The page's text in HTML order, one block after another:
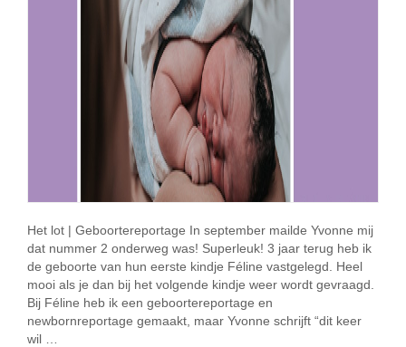
Het lot | Geboortereportage In september mailde Yvonne mij
dat nummer 2 onderweg was! Superleuk! 3 jaar terug heb ik
de geboorte van hun eerste kindje Féline vastgelegd. Heel
mooi als je dan bij het volgende kindje weer wordt gevraagd.
Bij Féline heb ik een geboortereportage en
newbornreportage gemaakt, maar Yvonne schrijft “dit keer
wil …